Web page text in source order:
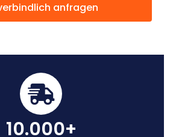
anfragen
10.000+